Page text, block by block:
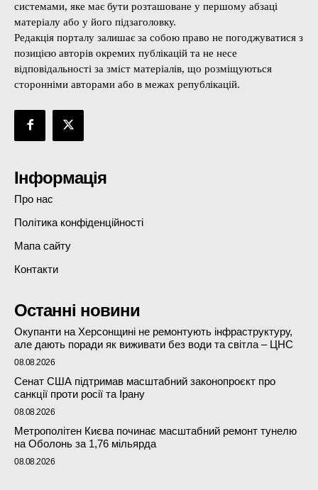
системами, яке має бути розташоване у першому абзаці
матеріалу або у його підзаголовку.
Редакція порталу залишає за собою право не погоджуватися з
позицією авторів окремих публікацій та не несе
відповідальності за зміст матеріалів, що розміщуються
сторонніми авторами або в межах републікацій.
Інформація
Про нас
Політика конфіденційності
Мапа сайту
Контакти
Останні новини
Окупанти на Херсонщині не ремонтують інфраструктуру,
але дають поради як виживати без води та світла – ЦНС
08.08.2026
Сенат США підтримав масштабний законопроєкт про
санкції проти росії та Ірану
08.08.2026
Метрополітен Києва починає масштабний ремонт тунелю
на Оболонь за 1,76 мільярда
08.08.2026